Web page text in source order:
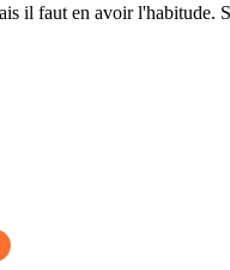
il faut en avoir l'habitude.